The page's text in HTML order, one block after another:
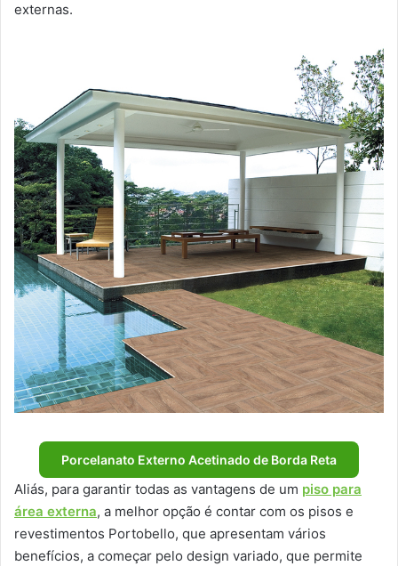
externas.
Porcelanato Externo Acetinado de Borda Reta
Aliás, para garantir todas as vantagens de um piso para
área externa, a melhor opção é contar com os pisos e
revestimentos Portobello, que apresentam vários
benefícios, a começar pelo design variado, que permite